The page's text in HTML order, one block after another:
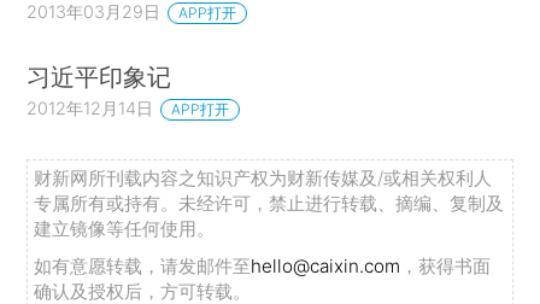
2013年03月29日 APP打开
习近平印象记
2012年12月14日 APP打开
财新网所刊载内容之知识产权为财新传媒及/或相关权利人
专属所有或持有。未经许可，禁止进行转载、摘编、复制及
建立镜像等任何使用。
如有意愿转载，请发邮件至hello@caixin.com ，获得书面
确认及授权后，方可转载。